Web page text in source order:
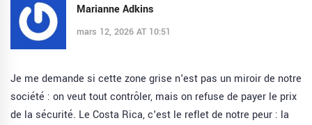
Marianne Adkins
mars 12, 2026 AT 10:51
Je me demande si cette zone grise n'est pas un miroir de notre
société : on veut tout contrôler, mais on refuse de payer le prix
de la sécurité. Le Costa Rica, c'est le reflet de notre peur : la